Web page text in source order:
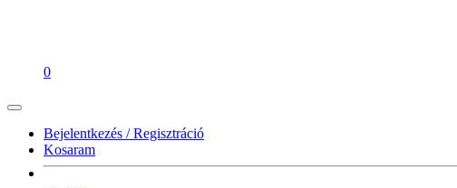
0
Bejelentkezés / Regisztráció
Kosaram